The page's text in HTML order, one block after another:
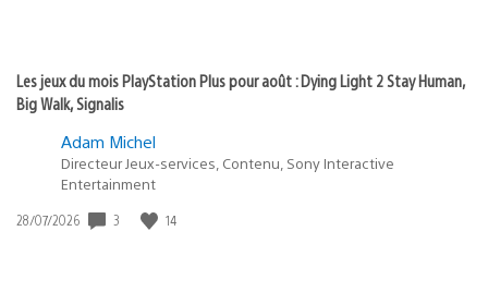
Les jeux du mois PlayStation Plus pour août : Dying Light 2 Stay Human,
Big Walk, Signalis
Adam Michel
Directeur Jeux-services, Contenu, Sony Interactive
Entertainment
Date
28/07/2026 3 14